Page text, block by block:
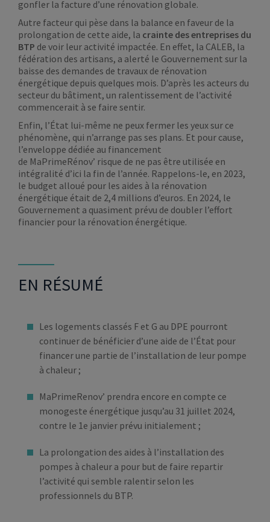
gonfler la facture d’une rénovation globale.
Autre facteur qui pèse dans la balance en faveur de la
prolongation de cette aide, la crainte desentreprises du
BTP de voir leur activité impactée. En effet, la CALEB, la
fédération des artisans, a alerté le Gouvernement sur la
baisse des demandes de travaux de rénovation
énergétique depuis quelques mois. D’après les acteurs du
secteur du bâtiment, un ralentissement de l’activité
commencerait à se faire sentir.
Enfin, l’État lui-même ne peux fermer les yeux sur ce
phénomène, qui n’arrange pas ses plans. Et pour cause,
l’enveloppe dédiée au financement
de MaPrimeRénov’ risque de ne pas être utilisée en
intégralité d’ici la fin de l’année. Rappelons-le, en 2023,
le budget alloué pour les aides à la rénovation
énergétique était de 2,4 millions d’euros. En 2024, le
Gouvernement a quasiment prévu de doubler l’effort
financier pour la rénovation énergétique.
EN RÉSUMÉ
Les logements classés F et G au DPE pourront
continuer de bénéficier d’une aide de l’État pour
financer une partie de l’installation de leur pompe
à chaleur ;
MaPrimeRenov’ prendra encore en compte ce
monogeste énergétique jusqu’au 31 juillet 2024,
contre le 1e janvier prévu initialement ;
La prolongation des aides à l’installation des
pompes à chaleur a pour but de faire repartir
l’activité qui semble ralentir selon les
professionnels du BTP.